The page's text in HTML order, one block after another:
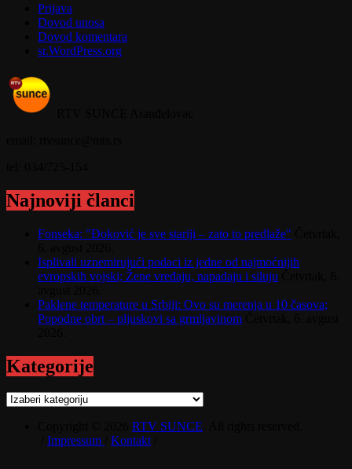
Prijava
Dovod unosa
Dovod komentara
sr.WordPress.org
Najnoviji članci
Fonseka: "Đoković je sve stariji – zato to predlaže"
Isplivali uznemirujući podaci iz jedne od najmoćnijih
evropskih vojski; Žene vređaju, napadaju i siluju
Paklene temperature u Srbiji: Ovo su merenja u 10 časova;
Popodne obrt – pljuskovi sa grmljavinom
Kategorije
Kategorije
RTV SUNCE
Impressum Kontakt/